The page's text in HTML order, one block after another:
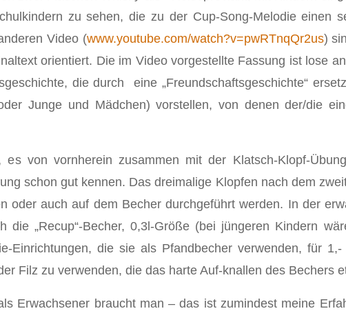
zu sehen, die zu der Cup-Song-Melodie einen
Video (www.youtube.com/watch?v=pwRTnqQr2us)
orientiert. Die im Video vorgestellte Fassung ist lose
die durch eine „Freundschaftsgeschichte“
Junge und Mädchen) vorstellen, von denen der/die
von vornherein zusammen mit der Klatsch-Klopf-
schon gut kennen. Das dreimalige Klopfen nach dem
oder auch auf dem Becher durchgeführt werden. In der
„Recup“-Becher, 0,3l-Größe (bei jüngeren Kindern
Einrichtungen, die sie als Pfandbecher verwenden, für
Filz zu verwenden, die das harte Auf-knallen des Bechers
Erwachsener braucht man ‒ das ist zumindest meine